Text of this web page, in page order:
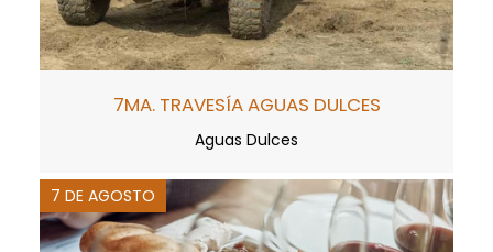
7MA. TRAVESÍA AGUAS DULCES
Aguas Dulces
7 DE AGOSTO